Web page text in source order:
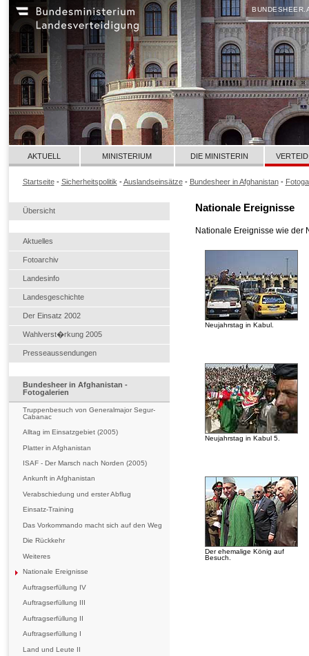
Übersicht
Aktuelles
Fotoarchiv
Landesinfo
Landesgeschichte
Der Einsatz 2002
Wahlverst�rkung 2005
Presseaussendungen
Bundesheer in Afghanistan -
Fotogalerien
Truppenbesuch von Generalmajor Segur-
Cabanac
Alltag im Einsatzgebiet (2005)
Platter in Afghanistan
ISAF - Der Marsch nach Norden (2005)
Ankunft in Afghanistan
Verabschiedung und erster Abflug
Einsatz-Training
Das Vorkommando macht sich auf den Weg
Die Rückkehr
Weiteres
Nationale Ereignisse
Auftragserfüllung IV
Auftragserfüllung III
Auftragserfüllung II
Auftragserfüllung I
Land und Leute II
AKTUELL MINISTERIUM DIE MINISTERIN
Startseite- Sicherheitspolitik -Auslandseinsätze- Bundesheer in Afghanistan-
Nationale Ereignisse
Nationale Ereignisse wie
Neujahrstag in Kabul.
Neujahrstag in Kabul 5.
Der ehemalige König auf
Besuch.